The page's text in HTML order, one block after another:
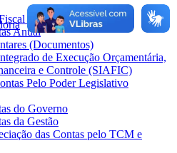
(RGF) (Documentos)
Anual
(Documentos)
de Execução Orçamentária,
e Controle (SIAFIC)
Pelo Poder Legislativo
do Governo
da Gestão
das Contas pelo TCM e